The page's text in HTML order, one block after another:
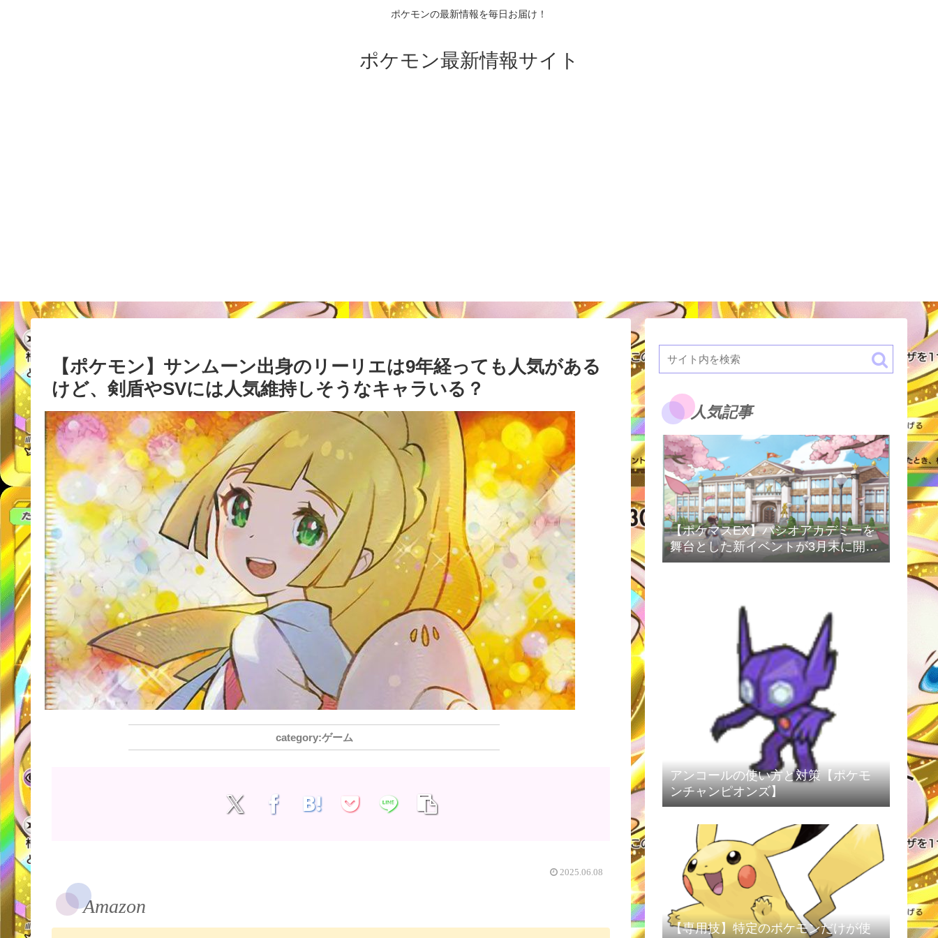
ポケモンの最新情報を毎日お届け！
ポケモン最新情報サイト
【ポケモン】サンムーン出身のリーリエは9年経っても人気がある
けど、剣盾やSVには人気維持しそうなキャラいる？
ゲーム
2025.06.08
Amazon
人気記事
【ポケマスEX】パシオアカデミーを
舞台とした新イベントが3月末に開催
予定！
アンコールの使い方と対策【ポケモ
ンチャンピオンズ】
【専用技】特定のポケモンだけが使